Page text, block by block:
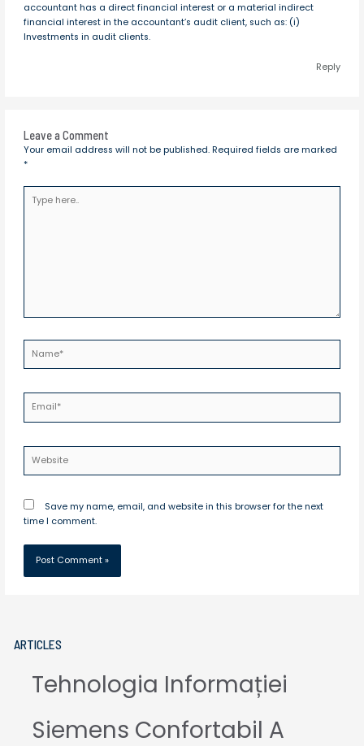
accountant has a direct financial interest or a material indirect
financial interest in the accountant’s audit client, such as: (i)
Investments in audit clients.
Reply
Leave a Comment
Your email address will not be published. Required fields are marked
*
here..
Save my name, email, and website in this browser for the next
time I comment.
ARTICLES
Tehnologia Informației
Siemens Confortabil A